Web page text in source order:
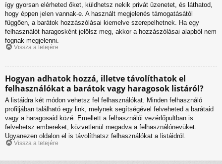
így gyorsan elérheted őket, küldhetsz nekik privát üzenetet, és láthatod,
hogy éppen jelen vannak-e. A használt megjelenés támogatásától
függően, a barátok hozzászólásai kiemelve szerepelhetnek. Ha egy
felhasználót haragosként jelölsz meg, akkor a hozzászólásai alapból nem
fognak megjelenni.
Vissza a tetejére
Hogyan adhatok hozzá, illetve távolíthatok el
felhasználókat a barátok vagy haragosok listáról?
A listáidra két módon vehetsz fel felhasználókat. Minden felhasználó
profiljában található egy link, melynek segítségével felveheted a barátaid
vagy a haragosaid közé. Emellett a felhasználói vezérlőpultban is
felvehetsz embereket, közvetlenül megadva a felhasználónevüket.
Ugyanezen oldalon el is távolíthatsz felhasználókat a listáidról.
Vissza a tetejére